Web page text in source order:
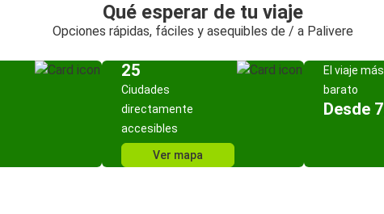
Qué esperar de tu viaje
Opciones rápidas, fáciles y asequibles de / a Palivere
25
Ciudades
directamente
accesibles
Ver mapa
El viaje más
barato
Desde